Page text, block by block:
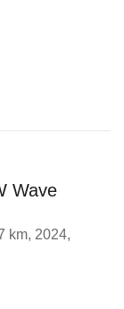
Wave
km, 2024,